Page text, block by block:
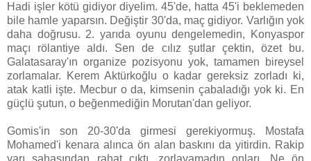
Hadi işler kötü gidiyor diyelim. 45'de, hatta 45'i beklemeden
bile hamle yaparsın. Değiştir 30'da, maç gidiyor. Varlığın yok
daha doğrusu. 2. yarıda oyunu dengelemedin, Konyaspor
maçı rölantiye aldı. Sen de cılız şutlar çektin, özet bu.
Galatasaray'ın organize pozisyonu yok, tamamen bireysel
zorlamalar. Kerem Aktürkoğlu o kadar gereksiz zorladı ki,
atak katli işte. Mecbur o da, kimsenin çabaladığı yok ki. En
güçlü şutun, o beğenmediğin Morutan'dan geliyor.
Gomis'in son 20-30'da girmesi gerekiyormuş. Mostafa
Mohamed'i kenara alınca ön alan baskını da yitirdin. Rakip